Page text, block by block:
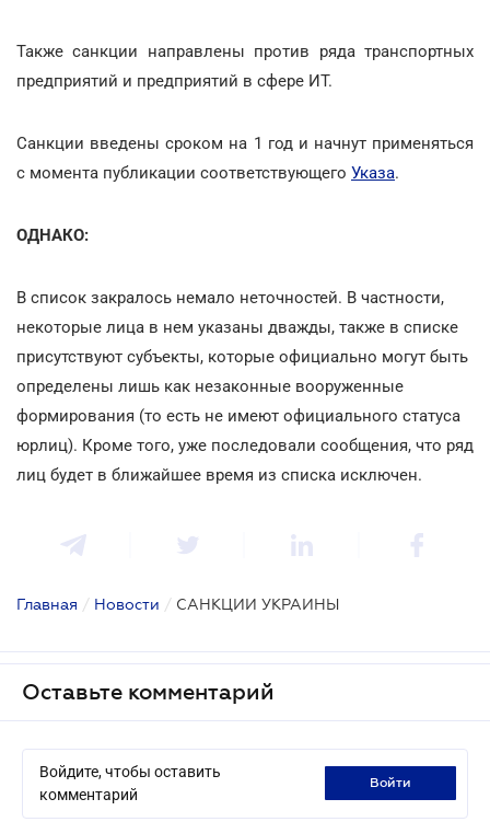
Также санкции направлены против ряда транспортных
предприятий и предприятий в сфере ИТ.
Санкции введены сроком на 1 год и начнут применяться
с момента публикации соответствующего Указа.
ОДНАКО:
В список закралось немало неточностей. В частности,
некоторые лица в нем указаны дважды, также в списке
присутствуют субъекты, которые официально могут быть
определены лишь как незаконные вооруженные
формирования (то есть не имеют официального статуса
юрлиц). Кроме того, уже последовали сообщения, что ряд
лиц будет в ближайшее время из списка исключен.
Главная / Новости / САНКЦИИ УКРАИНЫ
Оставьте комментарий
Войдите, чтобы оставить
комментарий
войти